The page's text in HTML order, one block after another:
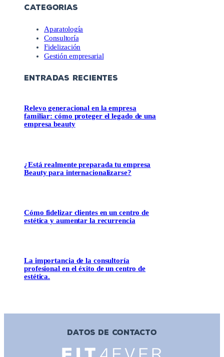
CATEGORIAS
Aparatología
Consultoría
Fidelización
Gestión empresarial
ENTRADAS RECIENTES
Relevo generacional en la empresa
familiar: cómo proteger el legado de una
empresa beauty
¿Está realmente preparada tu empresa
Beauty para internacionalizarse?
Cómo fidelizar clientes en un centro de
estética y aumentar la recurrencia
La importancia de la consultoría
profesional en el éxito de un centro de
estética.
DATOS DE CONTACTO